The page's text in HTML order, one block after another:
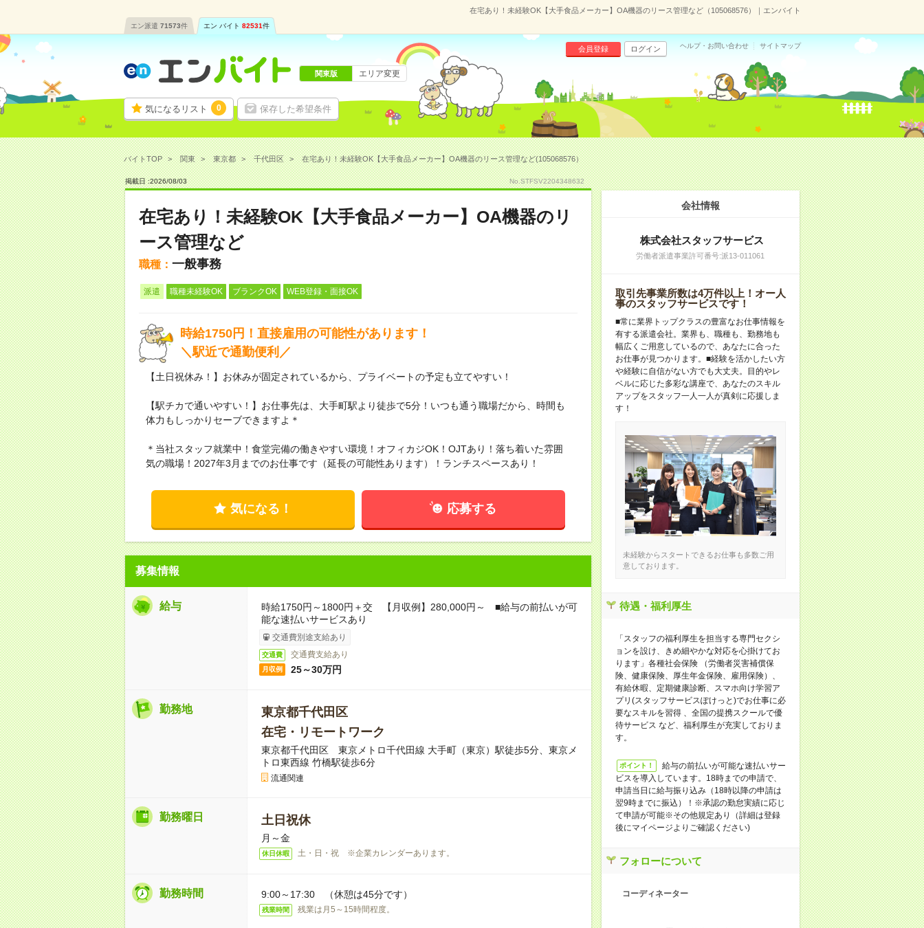
在宅あり！未経験OK【大手食品メーカー】OA機器のリース管理など（105068576）｜エンバイト
エン派遣 71573件 エン バイト 82531件
気になるリスト 0 保存した希望条件
会員登録 ログイン ヘルプ・お問い合わせ サイトマップ
関東版 エリア変更
バイトTOP 関東 東京都 千代田区 在宅あり！未経験OK【大手食品メーカー】OA機器のリース管理など(105068576）
掲載日 :2026/08/03 No.STFSV2204348632
在宅あり！未経験OK【大手食品メーカー】OA機器のリ
ース管理など
職種： 一般事務
派遣 職種未経験OK ブランクOK WEB登録・面接OK
時給1750円！直接雇用の可能性があります！
＼駅近で通勤便利／
【土日祝休み！】お休みが固定されているから、プライベートの予定も立てやすい！
【駅チカで通いやすい！】お仕事先は、大手町駅より徒歩で5分！いつも通う職場だから、時間も
体力もしっかりセーブできますよ＊
＊当社スタッフ就業中！食堂完備の働きやすい環境！オフィカジOK！OJTあり！落ち着いた雰囲
気の職場！2027年3月までのお仕事です（延長の可能性あります）！ランチスペースあり！
気になる！ 応募する
募集情報
給与
時給1750円～1800円＋交 【月収例】280,000円～ ■給与の前払いが可
能な速払いサービスあり
交通費別途支給あり
交通費 交通費支給あり
月収例 25～30万円
勤務地
東京都千代田区
在宅・リモートワーク
東京都千代田区 東京メトロ千代田線 大手町（東京）駅徒歩5分、東京メ
トロ東西線 竹橋駅徒歩6分
流通関連
勤務曜日 土日祝休
月～金
休日休暇 土・日・祝 ※企業カレンダーあります。
勤務時間 9:00～17:30 （休憩は45分です）
残業時間 残業は月5～15時間程度。
会社情報
株式会社スタッフサービス
労働者派遣事業許可番号:派13-011061
取引先事業所数は4万件以上！オー人
事のスタッフサービスです！
■常に業界トップクラスの豊富なお仕事情報を
有する派遣会社。業界も、職種も、勤務地も
幅広くご用意しているので、あなたに合った
お仕事が見つかります。■経験を活かしたい方
や経験に自信がない方でも大丈夫。目的やレ
ベルに応じた多彩な講座で、あなたのスキル
アップをスタッフ一人一人が真剣に応援しま
す！
未経験からスタートできるお仕事も多数ご用
意しております。
待遇・福利厚生
「スタッフの福利厚生を担当する専門セクシ
ョンを設け、きめ細やかな対応を心掛けてお
ります」各種社会保険 （労働者災害補償保
険、健康保険、厚生年金保険、雇用保険）、
有給休暇、定期健康診断、スマホ向け学習ア
プリ(スタッフサービスぽけっと)でお仕事に必
要なスキルを習得 、全国の提携スクールで優
待サービス など、福利厚生が充実しておりま
す。
ポイント！
給与の前払いが可能な速払いサー
ビスを導入しています。18時までの申請で、
申請当日に給与振り込み（18時以降の申請は
翌9時までに振込）！※承認の勤怠実績に応じ
て申請が可能※その他規定あり（詳細は登録
後にマイページよりご確認ください)
フォローについて
コーディネーター